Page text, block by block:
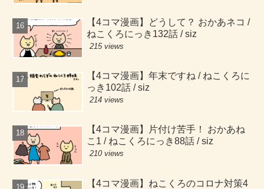
【4コマ漫画】どうして？ おかあネコ /
ねこくろにっき132話 / siz
215 views
【4コマ漫画】年末ですね / ねこくろに
っき102話 / siz
214 views
【4コマ漫画】片付け苦手！ おかあね
こ1 / ねこくろにっき88話 / siz
210 views
【4コマ漫画】ねこくろのコロナ対策4